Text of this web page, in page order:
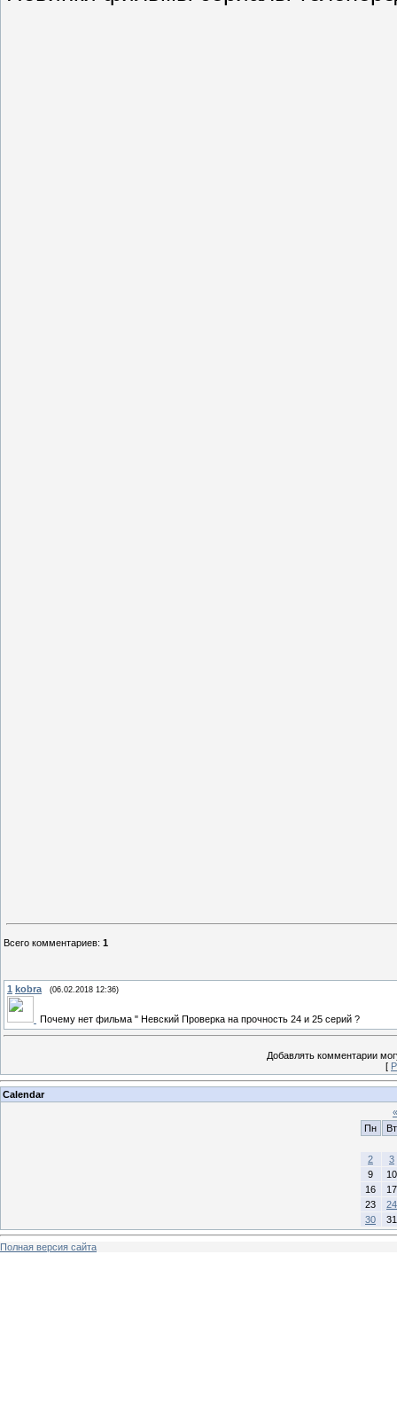
Всего комментариев: 1
1 kobra (06.02.2018 12:36)
Почему нет фильма " Невский Проверка на прочность 24 и 25 серий ?
Добавлять комментарии
[
Calendar
«
Пн
Вт
2
3
9
10
16
17
23
24
30
31
Полная версия сайта